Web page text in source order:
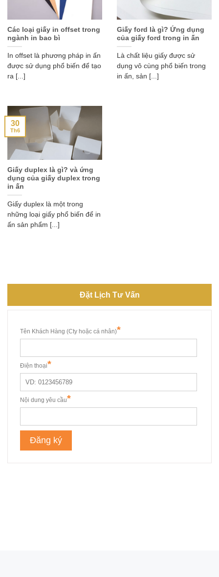
Các loại giấy in offset trong
ngành in bao bì
In offset là phương pháp in ấn
được sử dụng phổ biến để tạo
ra [...]
Giấy ford là gì? Ứng dụng
của giấy ford trong in ấn
Là chất liệu giấy được sử
dụng vô cùng phổ biến trong
in ấn, sản [...]
Giấy duplex là gì? và ứng
dụng của giấy duplex trong
in ấn
Giấy duplex là một trong
những loại giấy phổ biến để in
ấn sản phẩm [...]
30
Th6
Đặt Lịch Tư Vấn